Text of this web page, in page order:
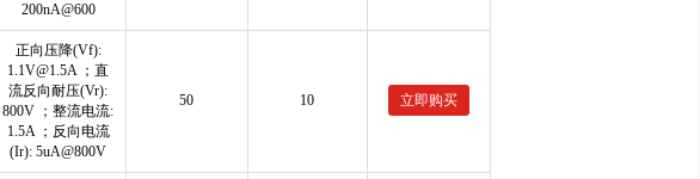
200nA@600
正向压降(Vf):
1.1V@1.5A ；直
流反向耐压(Vr):
800V ；整流电流:
1.5A ；反向电流
(Ir): 5uA@800V
50 10 立即购买